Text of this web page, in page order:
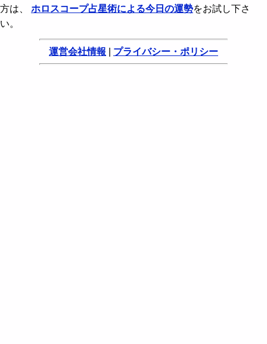
方は、 ホロスコープ占星術による今日の運勢をお試し下さ
い。
運営会社情報 プライバシー・ポリシー